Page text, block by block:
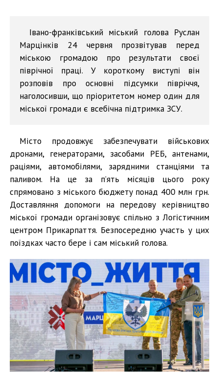
Івано-франківський міський голова Руслан
Марцінків 24 червня прозвітував перед
міською громадою про результати своєї
піврічної праці. У короткому виступі він
розповів про основні підсумки півріччя,
наголосивши, що пріоритетом номер один для
міської громади є всебічна підтримка ЗСУ.
Місто продовжує забезпечувати військових
дронами, генераторами, засобами РЕБ, антенами,
раціями, автомобілями, зарядними станціями та
паливом. На це за п’ять місяців цього року
спрямовано з міського бюджету понад 400 млн грн.
Доставляння допомоги на передову керівництво
міської громади організовує спільно з Логістичним
центром Прикарпаття. Безпосередню участь у цих
поїздках часто бере і сам міський голова.